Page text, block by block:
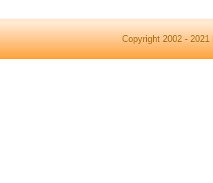
Copyright 2002 - 2021